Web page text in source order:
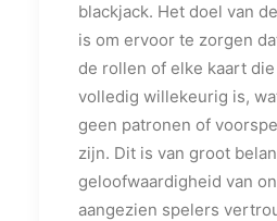
blackjack. Het doel van
is om ervoor te zorgen
de rollen of elke kaart
volledig willekeurig is,
geen patronen of
zijn. Dit is van groot
geloofwaardigheid van
aangezien spelers